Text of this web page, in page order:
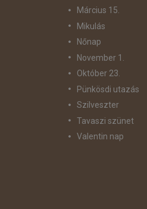
Március 15.
Mikulás
Nőnap
November 1.
Október 23.
Pünkösdi utazás
Szilveszter
Tavaszi szünet
Valentin nap